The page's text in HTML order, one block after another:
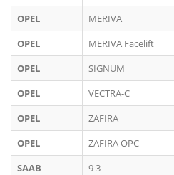
OPEL
MERIVA
OPEL
MERIVA Facelift
OPEL
SIGNUM
OPEL
VECTRA-C
OPEL
ZAFIRA
OPEL
ZAFIRA OPC
SAAB
9 3